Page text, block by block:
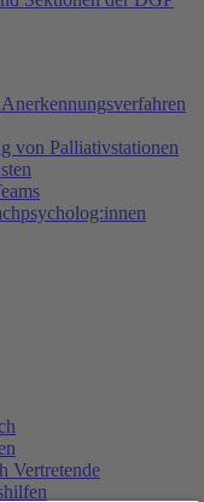
von Palliativstationen
Vertretende